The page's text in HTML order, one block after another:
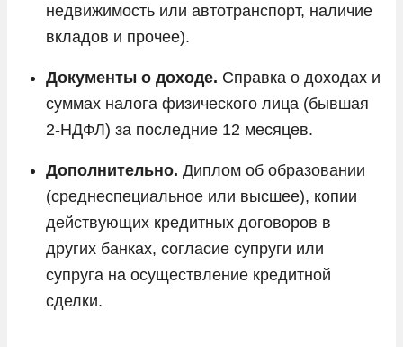
недвижимость или автотранспорт, наличие
вкладов и прочее).
Документы о доходе. Справка о доходах и
суммах налога физического лица (бывшая
2-НДФЛ) за последние 12 месяцев.
Дополнительно. Диплом об образовании
(среднеспециальное или высшее), копии
действующих кредитных договоров в
других банках, согласие супруги или
супруга на осуществление кредитной
сделки.